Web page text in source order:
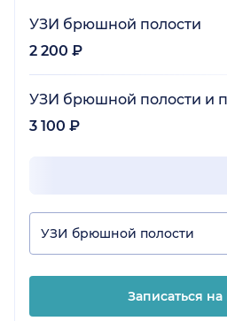
УЗИ брюшной полости
2 200 ₽
УЗИ брюшной полости и
3 100 ₽
УЗИ брюшной полости
Записаться